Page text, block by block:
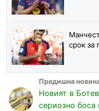
срок за
Новият в
сериозно